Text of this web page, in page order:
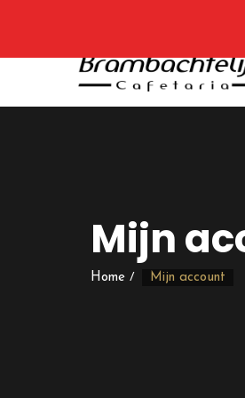
Mijn
Home Mijn account